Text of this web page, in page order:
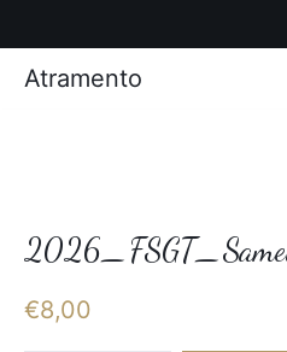
€8,00
Atramento
Photos